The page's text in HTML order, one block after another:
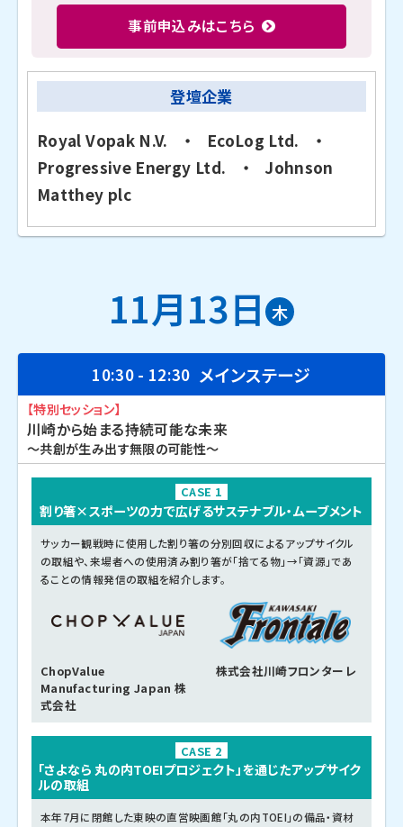
事前申込みはこちら
登壇企業
Royal Vopak N.V. ・ EcoLog Ltd. ・
Progressive Energy Ltd. ・ Johnson
Matthey plc
11月13日 木
10:30 - 12:30 メインステージ
【特別セッション】
川崎から始まる持続可能な未来
～共創が生み出す無限の可能性～
CASE 1
割り箸×スポーツの力で広げるサステナブル・ムーブメント
サッカー観戦時に使用した割り箸の分別回収によるアップサイクル
の取組や、来場者への使用済み割り箸が「捨てる物」→「資源」であ
ることの情報発信の取組を紹介します。
ChopValue
Manufacturing Japan 株
式会社
株式会社川崎フロンターレ
CASE 2
「さよなら 丸の内TOEIプロジェクト」を通じたアップサイク
ルの取組
本年7月に閉館した東映の直営映画館「丸の内TOEI」の備品・資材